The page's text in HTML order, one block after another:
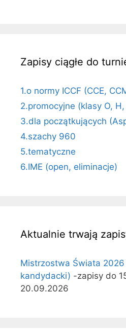
Zapisy ciągłe do
1.o normy ICCF (CCE,
2.promocyjne (klasy O,
3.dla początkujących
4.szachy 960
5.tematyczne
6.IME (open, eliminacje)
Aktualnie trwają
Mistrzostwa Świata
kandydacki) -zapisy do
20.09.2026